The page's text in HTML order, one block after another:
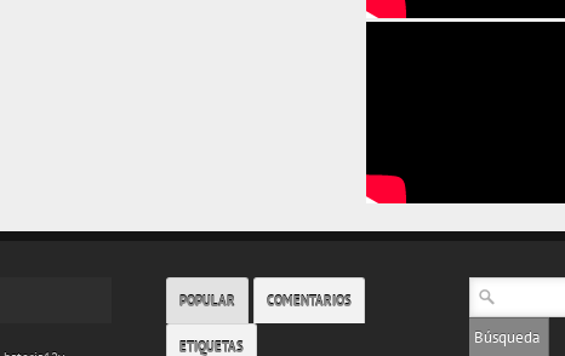
POPULAR COMENTARIOS
ETIQUETAS